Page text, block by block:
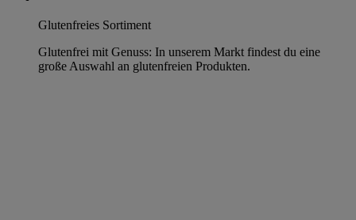
Glutenfreies Sortiment
Glutenfrei mit Genuss: In unserem Markt findest du eine
große Auswahl an glutenfreien Produkten.